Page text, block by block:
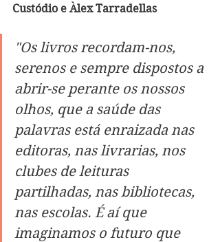
Custódio e Àlex Tarradellas
"Os livros recordam-nos,
serenos e sempre dispostos a
abrir-se perante os nossos
olhos, que a saúde das
palavras está enraizada nas
editoras, nas livrarias, nos
clubes de leituras
partilhadas, nas bibliotecas,
nas escolas. É aí que
imaginamos o futuro que